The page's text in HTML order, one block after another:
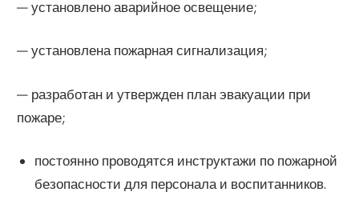
— установлено аварийное освещение;
— установлена пожарная сигнализация;
— разработан и утвержден план эвакуации при
пожаре;
постоянно проводятся инструктажи по пожарной
безопасности для персонала и воспитанников.